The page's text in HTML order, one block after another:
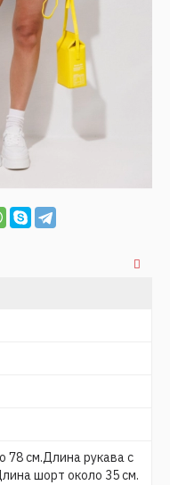
78 см.Длина рукава с
шорт около 35 см.